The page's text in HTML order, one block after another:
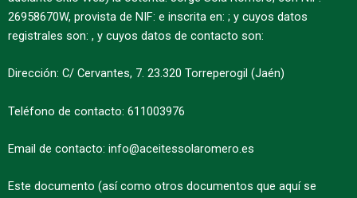
26958670W, provista de NIF: e inscrita en: ; y cuyos datos
registrales son: , y cuyos datos de contacto son:
Dirección: C/ Cervantes, 7. 23.320 Torreperogil (Jaén)
Teléfono de contacto: 611003976
Email de contacto: info@aceitessolaromero.es
Este documento (así como otros documentos que aquí se